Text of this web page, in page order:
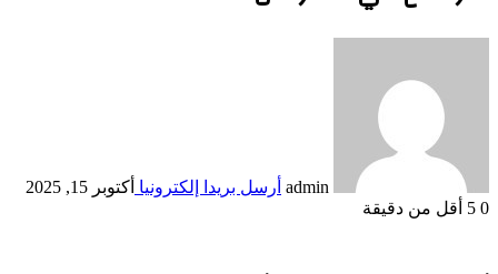
admin أرسل بريدا إلكترونيا أكتوبر 15, 2025
0
أقل من دقيقة